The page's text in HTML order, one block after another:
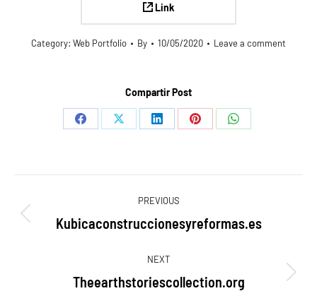
Link
Category: Web Portfolio By 10/05/2020 Leave a comment
Compartir Post
Share
Share
Share
Share
Share
Navegación
entre
PREVIOUS
Proyecto
Kubicaconstruccionesyreformas.es
NEXT
Proyecto
Theearthstoriescollection.org